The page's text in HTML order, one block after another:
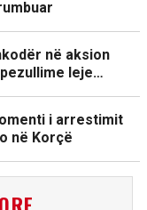
në aksion
leje…
i arrestimit
në Korçë